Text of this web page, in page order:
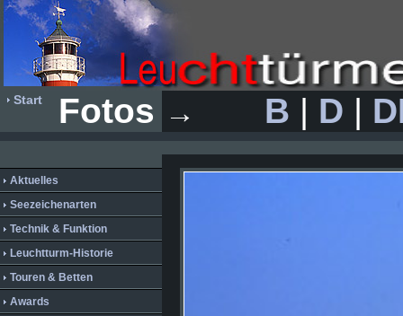
Start Fotos → B | D |
Aktuelles
Seezeichenarten
Technik & Funktion
Leuchtturm-Historie
Touren & Betten
Awards